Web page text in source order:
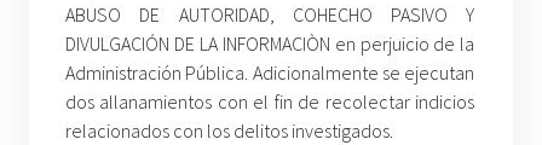
ABUSO DE AUTORIDAD, COHECHO PASIVO Y
DIVULGACIÓN DE LA INFORMACIÒN en perjuicio de la
Administración Pública. Adicionalmente se ejecutan
dos allanamientos con el fin de recolectar indicios
relacionados con los delitos investigados.